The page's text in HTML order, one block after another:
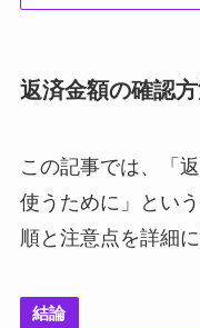
返済金額の確認
この記事では、「
使うために」とい
順と注意点を詳細に
結論